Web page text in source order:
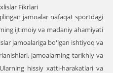
Fikrlari
jamoalar nafaqat sportdagi
ijtimoiy va madaniy ahamiyati
jamoalariga bo'lgan ishtiyoq va
jamoalarning tarikhiy va
hissiy xatti-harakatlari va